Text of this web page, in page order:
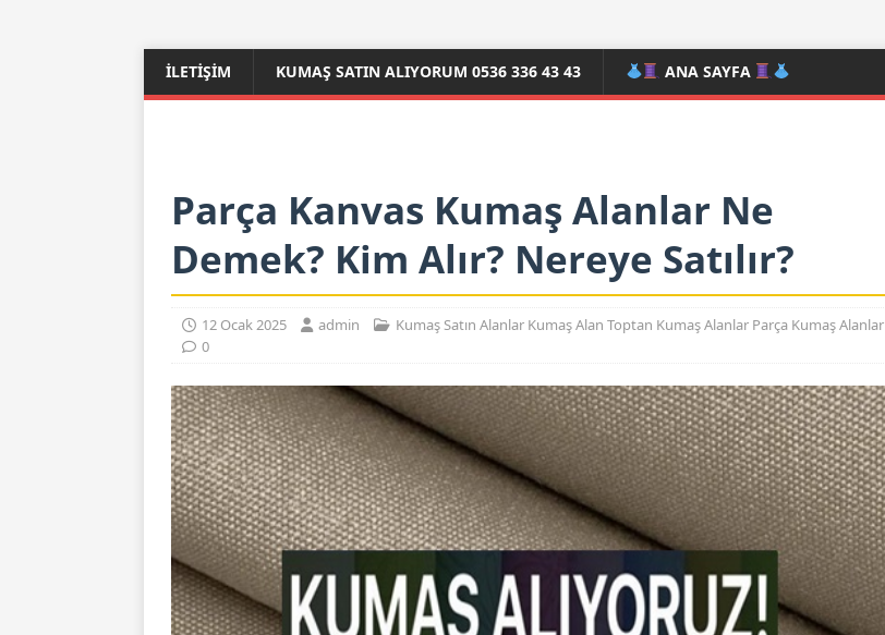
İLETIŞIM KUMAŞ SATIN ALIYORUM 0536 336 43 43 ANA SAYFA
Parça Kanvas Kumaş Alanlar Ne
Demek? Kim Alır? Nereye Satılır?
12 Ocak 2025 admin
Kumaş Satın Alanlar Kumaş Alan Toptan Kumaş Alanlar Parça Kumaş Alanlar
0